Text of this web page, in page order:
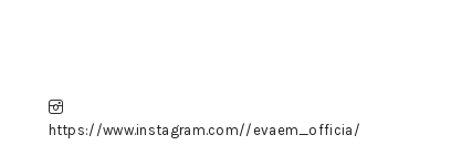
https://www.instagram.com//evaem_officia/